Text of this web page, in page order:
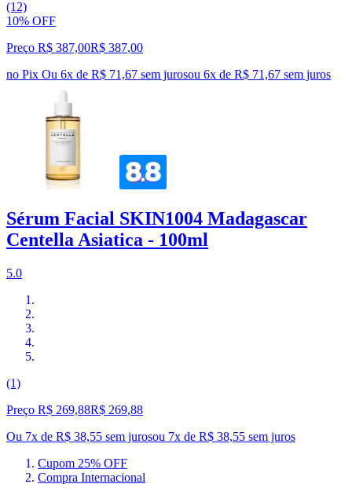
(12)
10% OFF
Preço R$ 387,00R$ 387,00
no Pix Ou 6x de R$ 71,67 sem jurosou 6x de R$ 71,67 sem juros
Sérum Facial SKIN1004 Madagascar
Centella Asiatica - 100ml
5.0
(1)
Preço R$ 269,88R$ 269,88
Ou 7x de R$ 38,55 sem jurosou 7x de R$ 38,55 sem juros
Cupom 25% OFF
Compra Internacional